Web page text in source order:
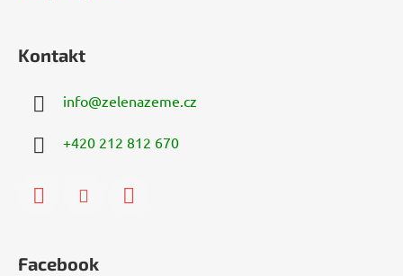
Kontakt
info@zelenazeme.cz
+420 212 812 670
Facebook